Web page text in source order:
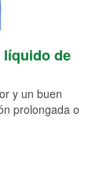
líquido de
y un buen
prolongada o